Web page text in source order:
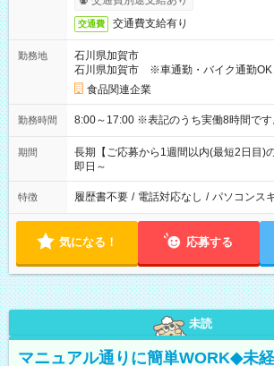
交通費 交通費支給有り
勤務地
石川県加賀市
石川県加賀市 ※車通勤・バイク通勤OK
食品関連企業
勤務時間 8:00～17:00 ※表記のうち実働8時間です
期間
長期【ご応募から1週間以内(最短2日目)
即日～
特徴 履歴書不要 / 電話対応なし / パソコンス
気になる！ 応募する
未読
マニュアル通りに簡単WORK◆未